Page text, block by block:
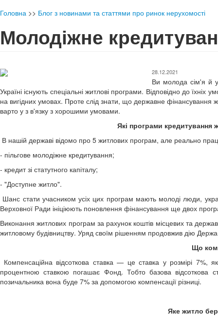
Головна >> Блог з новинами та статтями про ринок нерухомості
Молодіжне
28.12.2021
Ви молода сім'я й
Україні існують спеціальні житлові програми. Відповідно до
на вигідних умовах. Проте слід знати, що державне фінансування
варто у з в'язку з хорошими умовами.
Які програми кредитування
В нашій державі відомо про 5 житлових програм, але реально
- пільгове молодіжне кредитування;
- кредит зі статутного капіталу;
- "Доступне житло".
Шанс стати учасником усіх цих програм мають молоді люди,
Верховної Ради ініціюють поновлення фінансування ще двох
Виконання житлових програм за рахунок коштів місцевих та
житловому будівництву. Уряд своїм рішенням продовжив дію
Що
Компенсаційна відсоткова ставка — це ставка у розмірі 7%,
процентною ставкою погашає Фонд. Тобто базова
позичальника вона буде 7% за допомогою компенсації різниці.
Яке житло